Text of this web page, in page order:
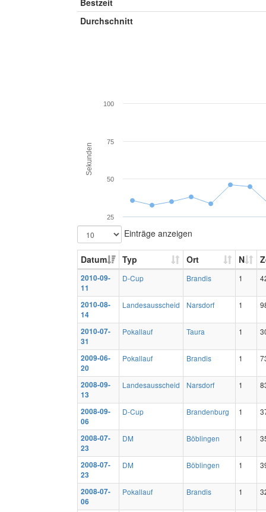
Bestzeit
Durchschnitt
Sekunden
25
50
75
100
Einträge anzeigen
Datum Typ Ort N
2010-09-
11
D-Cup Brandis 1
2010-08-
14
Landesausscheid Narsdorf 1
2010-07-
31
Pokallauf Taura 1
2009-06-
20
Pokallauf Brandis 1
2008-09-
13
Landesausscheid Narsdorf 1
2008-09-
06
D-Cup Brandenburg 1
2008-07-
23
DM Böblingen 1
2008-07-
23
DM Böblingen 1
2008-07-
06
Pokallauf Brandis 1